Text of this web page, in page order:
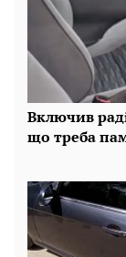
Включив
що треба